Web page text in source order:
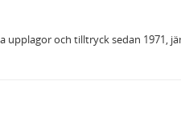
upplagor och tilltryck sedan 1971,